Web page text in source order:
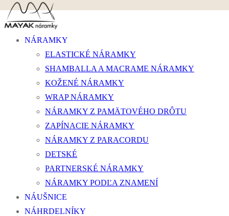
NÁRAMKY
ELASTICKÉ NÁRAMKY
SHAMBALLA A MACRAME NÁRAMKY
KOŽENÉ NÁRAMKY
WRAP NÁRAMKY
NÁRAMKY Z PAMÄTOVÉHO DRÔTU
ZAPÍNACIE NÁRAMKY
NÁRAMKY Z PARACORDU
DETSKÉ
PARTNERSKÉ NÁRAMKY
NÁRAMKY PODĽA ZNAMENÍ
NÁUŠNICE
NÁHRDELNÍKY